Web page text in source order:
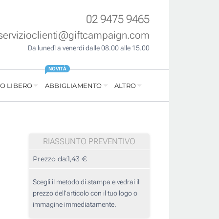
02 9475 9465
Da lunedì a venerdì dalle 08.00 alle 15.00
LIBERO ABBIGLIAMENTO
NOVITÀ
ALTRO
RIASSUNTO PREVENTIVO
Prezzo da:1,43 €
Scegli il metodo di stampa e vedrai il
prezzo dell'articolo con il tuo logo o
immagine immediatamente.